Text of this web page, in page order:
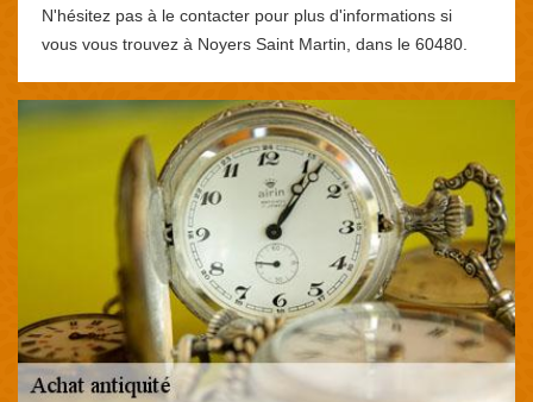
N'hésitez pas à le contacter pour plus d'informations si
vous vous trouvez à Noyers Saint Martin, dans le 60480.